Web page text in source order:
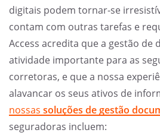
digitais podem tornar-se
contam com outras tarefas e
Access acredita que a gestão de
atividade importante para as
corretoras, e que a nossa
alavancar os seus ativos de
nossas soluções de gestão
seguradoras incluem: